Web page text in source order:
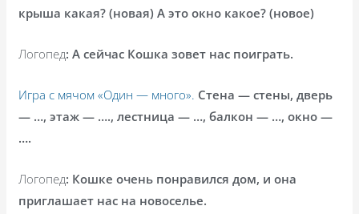
крыша какая? (новая) А это окно какое? (новое)
Логопед: А сейчас Кошка зовет нас поиграть.
Игра с мячом «Один — много». Стена — стены, дверь
— …, этаж — …., лестница — …, балкон — …, окно —
….
Логопед: Кошке очень понравился дом, и она
приглашает нас на новоселье.